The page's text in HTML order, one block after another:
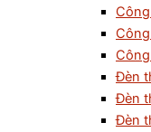
Đèn
Đèn
Đèn